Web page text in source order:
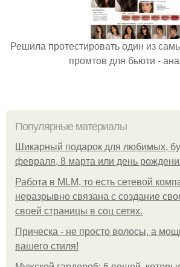
Решила протестировать один из
промтов для бьюти -
Популярные материалы
Шикарный подарок для любимых,
февраля, 8 марта или день
Работа в MLM, то есть сетевой
неразрывно связана с создание
своей страницы в соц сетях.
Прическа - не просто волосы, а
вашего стиля!